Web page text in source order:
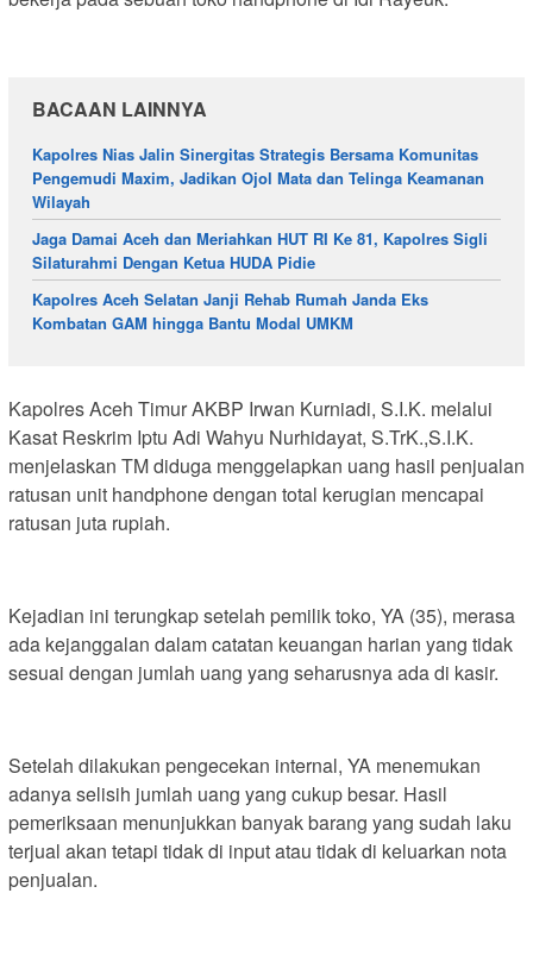
BACAAN LAINNYA
Kapolres Nias Jalin Sinergitas Strategis Bersama Komunitas
Pengemudi Maxim, Jadikan Ojol Mata dan Telinga Keamanan
Wilayah
Jaga Damai Aceh dan Meriahkan HUT RI Ke 81, Kapolres Sigli
Silaturahmi Dengan Ketua HUDA Pidie
Kapolres Aceh Selatan Janji Rehab Rumah Janda Eks
Kombatan GAM hingga Bantu Modal UMKM
Kapolres Aceh Timur AKBP Irwan Kurniadi, S.I.K. melalui
Kasat Reskrim Iptu Adi Wahyu Nurhidayat, S.TrK.,S.I.K.
menjelaskan TM diduga menggelapkan uang hasil penjualan
ratusan unit handphone dengan total kerugian mencapai
ratusan juta rupiah.
Kejadian ini terungkap setelah pemilik toko, YA (35), merasa
ada kejanggalan dalam catatan keuangan harian yang tidak
sesuai dengan jumlah uang yang seharusnya ada di kasir.
Setelah dilakukan pengecekan internal, YA menemukan
adanya selisih jumlah uang yang cukup besar. Hasil
pemeriksaan menunjukkan banyak barang yang sudah laku
terjual akan tetapi tidak di input atau tidak di keluarkan nota
penjualan.